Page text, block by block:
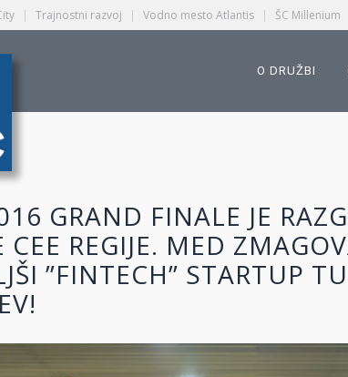
| Trajnostni razvoj | Vodno mesto Atlantis | ŠC Millenium
O DRUŽBI
GRAND FINALE JE
CEE REGIJE. MED
”FINTECH” STARTUP